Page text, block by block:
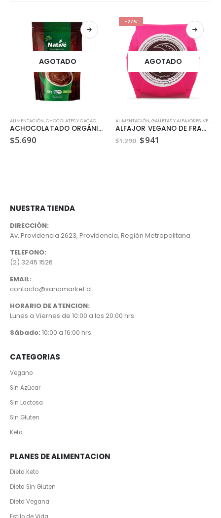
AGOTADO
ALIMENTACIÓN,CHOCOLATES Y CACAO
ACHOCOLATADO ORGÁNICO (400GR)
$5.690
-27%
AGOTADO
ALIMENTACIÓN,GALLETAS Y ALFAJORES,VEGANO
ALFAJOR VEGANO DE FRAMBUESA DULZURA VEGETAL 35GR
$1.290 El
precio
$941
NUESTRA TIENDA
DIRECCIÓN:
Av. Providencia 2623, Providencia, Región Metropolitana
TELEFONO:
(2) 3245 1526
EMAIL:
contacto@sanomarket.cl
HORARIO DE ATENCION:
Lunes a Viernes de 10:00 a las 20:00 hrs.
Sábado: 10:00 a 16:00 hrs.
CATEGORIAS
Vegano
Sin Azúcar
Sin Lactosa
Sin Gluten
Keto
PLANES DE ALIMENTACION
Dieta Keto
Dieta Sin Gluten
Dieta Vegana